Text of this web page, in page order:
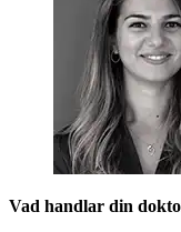
Vad handlar din